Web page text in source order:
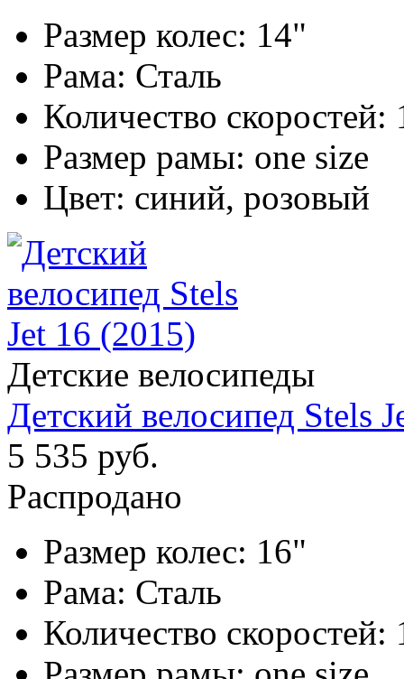
Размер колес: 14"
Рама: Сталь
Количество скоростей:
Размер рамы: one size
Цвет: синий, розовый
Детские велосипеды
Детский велосипед Stels
5 535 руб.
Распродано
Размер колес: 16"
Рама: Сталь
Количество скоростей: